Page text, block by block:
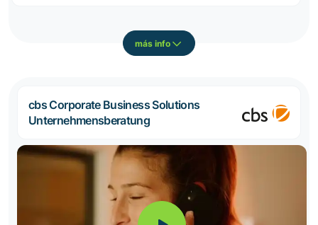
más info
cbs Corporate Business Solutions
Unternehmensberatung